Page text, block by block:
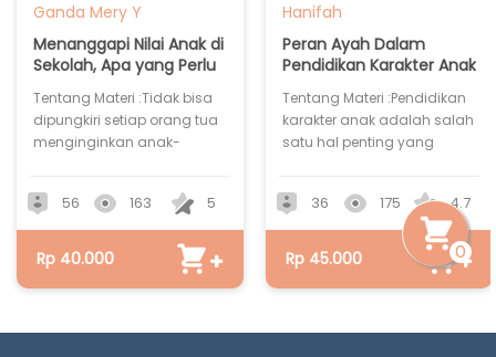
Ganda Mery Y
Simatupang
Menanggapi Nilai Anak di
Sekolah, Apa yang Perlu
Tentang Materi :Tidak bisa
dipungkiri setiap orang tua
menginginkan anak-
perilaku yang “excellent” di…
56 163 5
Rp 40.000
Hanifah
Peran Ayah Dalam
Pendidikan Karakter Anak
Tentang Materi :Pendidikan
karakter anak adalah salah
satu hal penting yang
sampai saat ini…
36 175 4.7
Rp 45.000 0